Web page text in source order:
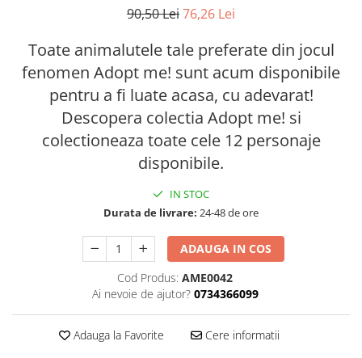
90,50 Lei76,26 Lei
Toate animalutele tale preferate din jocul
fenomen Adopt me! sunt acum disponibile
pentru a fi luate acasa, cu adevarat!
Descopera colectia Adopt me! si
colectioneaza toate cele 12 personaje
disponibile.
IN STOC
Durata de livrare: 24-48 de ore
ADAUGA IN COS
Cod Produs: AME0042
Ai nevoie de ajutor? 0734366099
Adauga la Favorite Cere informatii